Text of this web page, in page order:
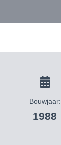
Bouwjaar:
1988